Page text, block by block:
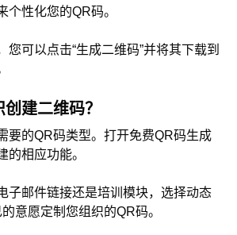
个性化您的QR码。
您可以点击“生成二维码”并将其下载到
建二维码？
要的QR码类型。打开免费QR码生成
的相应功能。
子邮件链接还是培训模块，选择动态
意愿定制您组织的QR码。